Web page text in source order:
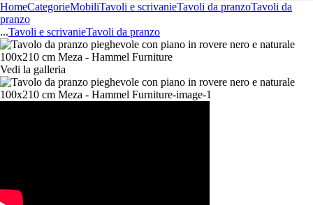
HomeCategorieMobiliTavoli e scrivanieTavoli da pranzoTavoli da
pranzo
...Tavoli e scrivanieTavoli da pranzo
Vedi la galleria